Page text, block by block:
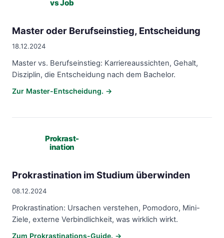
vs Job
Master oder Berufseinstieg, Entscheidung
18.12.2024
Master vs. Berufseinstieg: Karriereaussichten, Gehalt,
Disziplin, die Entscheidung nach dem Bachelor.
Zur Master-Entscheidung. →
Prokrast-
ination
Prokrastination im Studium überwinden
08.12.2024
Prokrastination: Ursachen verstehen, Pomodoro, Mini-
Ziele, externe Verbindlichkeit, was wirklich wirkt.
Zum Prokrastinations-Guide. →